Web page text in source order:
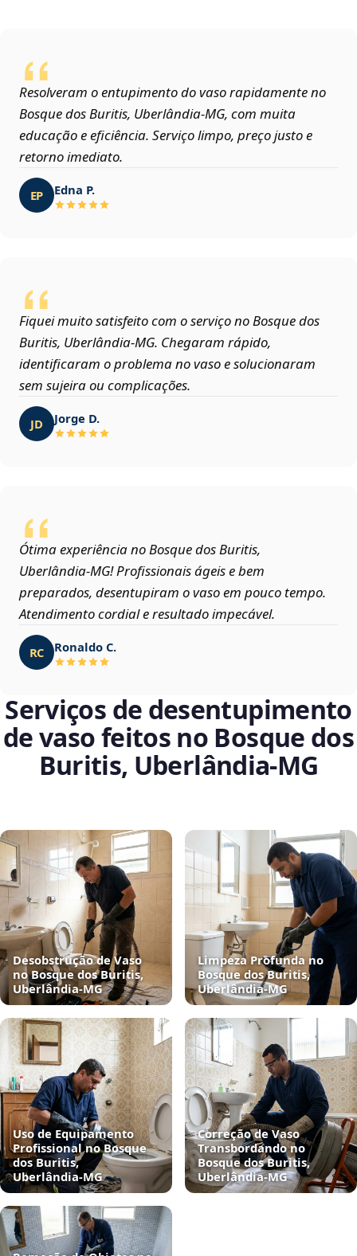
Resolveram o entupimento do vaso rapidamente no
Bosque dos Buritis, Uberlândia‑MG, com muita
educação e eficiência. Serviço limpo, preço justo e
retorno imediato.
EP Edna P.
Fiquei muito satisfeito com o serviço no Bosque dos
Buritis, Uberlândia‑MG. Chegaram rápido,
identificaram o problema no vaso e solucionaram
sem sujeira ou complicações.
JD Jorge D.
Ótima experiência no Bosque dos Buritis,
Uberlândia‑MG! Profissionais ágeis e bem
preparados, desentupiram o vaso em pouco tempo.
Atendimento cordial e resultado impecável.
RC Ronaldo C.
Serviços de desentupimento
de vaso feitos no Bosque dos
Buritis, Uberlândia‑MG
Desobstrução de Vaso
no Bosque dos Buritis,
Uberlândia‑MG
Limpeza Profunda no
Bosque dos Buritis,
Uberlândia‑MG
Uso de Equipamento
Profissional no Bosque
dos Buritis,
Uberlândia‑MG
Correção de Vaso
Transbordando no
Bosque dos Buritis,
Uberlândia‑MG